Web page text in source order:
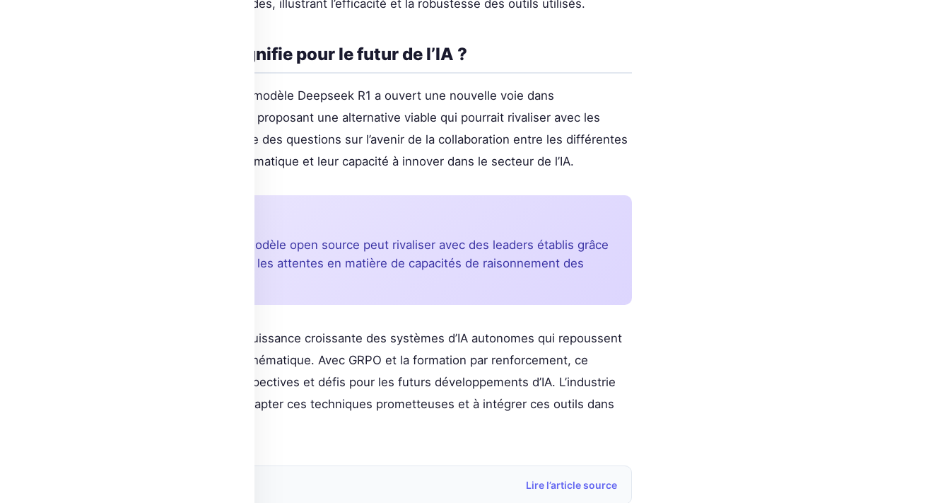
de chaque étape à 45-60 secondes, illustrant l’efficacité et la robustesse des outils utilisés.
Qu’est-ce que cela signifie pour le futur de l’IA ?
En combinant RL avec GRPO, le modèle Deepseek R1 a ouvert une nouvelle voie dans
l’entraînement des modèles d’IA, proposant une alternative viable qui pourrait rivaliser avec les
géants du domaine. Cela soulève des questions sur l’avenir de la collaboration entre les différentes
techniques d’apprentissage automatique et leur capacité à innover dans le secteur de l’IA.
Deepseek R1 prouve qu’un modèle open source peut rivaliser avec des leaders établis grâce
au RL et GRPO, redéfinissant les attentes en matière de capacités de raisonnement des
In fine, Deepseek R1 illustre la puissance croissante des systèmes d’IA autonomes qui repoussent
les limites du raisonnement mathématique. Avec GRPO et la formation par renforcement, ce
modèle ouvre de nouvelles perspectives et défis pour les futurs développements d’IA. L’industrie
doit maintenant se préparer à adapter ces techniques prometteuses et à intégrer ces outils dans
Lire l’article source